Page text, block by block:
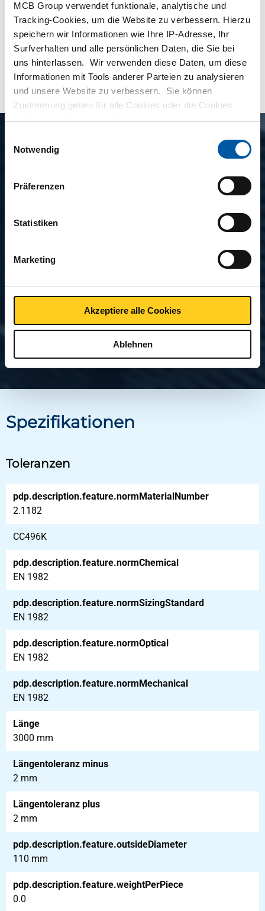
MCB Group verwendet funktionale, analytische und
Tracking-Cookies, um die Website zu verbessern. Hierzu
speichern wir Informationen wie Ihre IP-Adresse, Ihr
Surfverhalten und alle persönlichen Daten, die Sie bei
uns hinterlassen. Wir verwenden diese Daten, um diese
Informationen mit Tools anderer Parteien zu analysieren
und unsere Website zu verbessern. Sie können
Zustimmung geben für alle Cookies oder die Cookies
selbst einstellen, wenn Sie nicht möchten, dass wir
Informationen zu den von uns gespeicherten Cookies und
den Parteien mit denen wir zusammenarbeiten, finden
hier
unsere Richtlinien an.
Notwendig
Präferenzen
Statistiken
Marketing
Akzeptiere alle Cookies
Ablehnen
Bruttopreis
Wählen Sie
mehr anzeigen
Produktbeschreibung
Korrosionsbeständigkeit. Gutes Lagermaterial mit guten
Blei gut zerspanen.
Hohe Korrosionsbeständigkeit
Schlechte Schweißbarkeit
Spezifikationen
Toleranzen
pdp.description.feature.normMaterialNumber
2.1182
CC496K
pdp.description.feature.normChemical
EN 1982
pdp.description.feature.normSizingStandard
EN 1982
pdp.description.feature.normOptical
EN 1982
pdp.description.feature.normMechanical
EN 1982
Länge
3000 mm
Längentoleranz minus
2 mm
Längentoleranz plus
2 mm
pdp.description.feature.outsideDiameter
110 mm
pdp.description.feature.weightPerPiece
0.0